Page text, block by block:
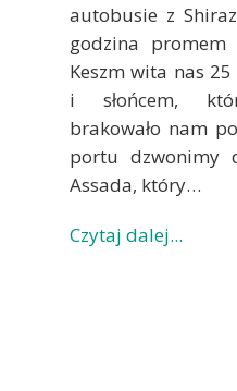
autobusie z
godzina
Keszm wita nas
i słońcem,
brakowało nam
portu dzwonimy
Assada, który…
Czytaj dalej...